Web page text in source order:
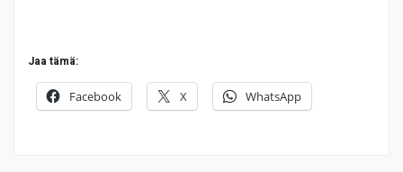
Jaa tämä:
Facebook X WhatsApp